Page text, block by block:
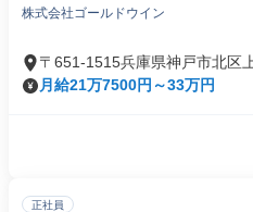
株式会社ゴールドウイン
〒651-1515兵庫県神戸市北区
月給21万7500円～33万円
正社員